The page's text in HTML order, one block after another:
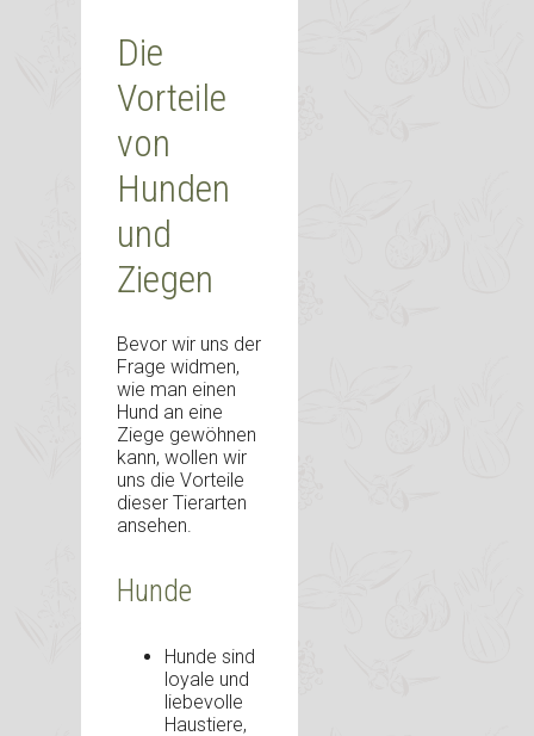
Die
Vorteile
von
Hunden
und
Ziegen
Bevor wir uns der
Frage widmen,
wie man einen
Hund an eine
Ziege gewöhnen
kann, wollen wir
uns die Vorteile
dieser Tierarten
ansehen.
Hunde
Hunde sind
loyale und
liebevolle
Haustiere,